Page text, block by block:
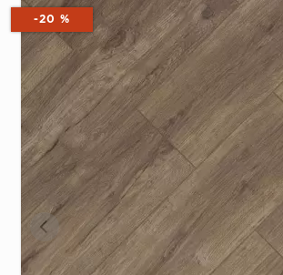
-20 %